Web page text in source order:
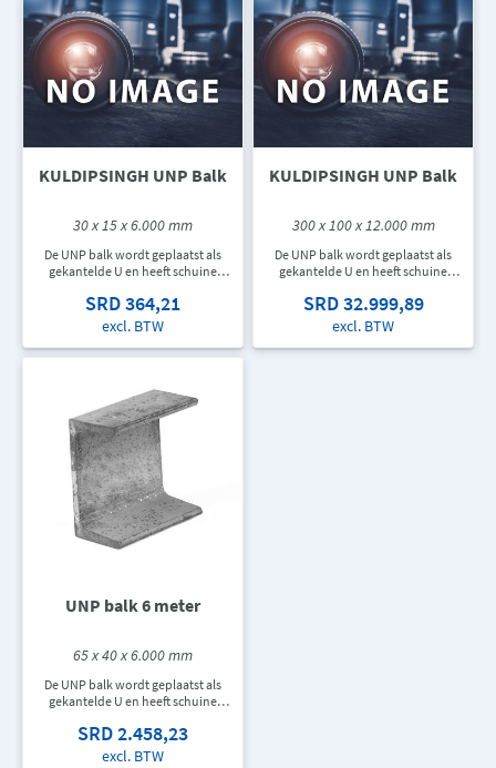
KULDIPSINGH UNP Balk
30 x 15 x 6.000 mm
De UNP balk wordt geplaatst als
gekantelde U en heeft schuine
wordt toegepast bij stevige en/of
zware staalconstructies.
SRD 364,21
excl. BTW
KULDIPSINGH UNP Balk
300 x 100 x 12.000 mm
De UNP balk wordt geplaatst als
gekantelde U en heeft schuine
wordt toegepast bij stevige en/of
zware staalconstructies.
SRD 32.999,89
excl. BTW
UNP balk 6 meter
65 x 40 x 6.000 mm
De UNP balk wordt geplaatst als
gekantelde U en heeft schuine
wordt toegepast bij stevige en/of
zware staalconstructies.
SRD 2.458,23
excl. BTW